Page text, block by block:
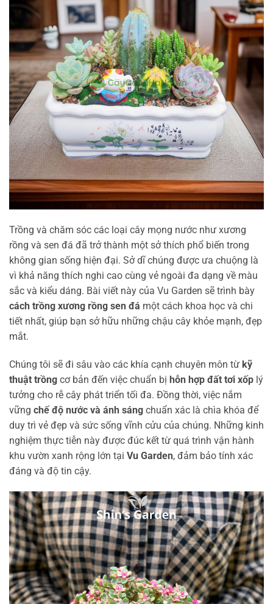
Trồng và chăm sóc các loại cây mọng nước như xương
rồng và sen đá đã trở thành một sở thích phổ biến trong
không gian sống hiện đại. Sở dĩ chúng được ưa chuộng là
vì khả năng thích nghi cao cùng vẻ ngoài đa dạng về màu
sắc và kiểu dáng. Bài viết này của Vu Garden sẽ trình bày
cách trồng xương rồng sen đá một cách khoa học và chi
tiết nhất, giúp bạn sở hữu những chậu cây khỏe mạnh, đẹp
mắt.
Chúng tôi sẽ đi sâu vào các khía cạnh chuyên môn từ kỹ
thuật trồng cơ bản đến việc chuẩn bị hỗn hợp đất tơi xốp lý
tưởng cho rễ cây phát triển tối đa. Đồng thời, việc nắm
vững chế độ nước và ánh sáng chuẩn xác là chìa khóa để
duy trì vẻ đẹp và sức sống vĩnh cửu của chúng. Những kinh
nghiệm thực tiễn này được đúc kết từ quá trình vận hành
khu vườn xanh rộng lớn tại Vu Garden, đảm bảo tính xác
đáng và độ tin cậy.